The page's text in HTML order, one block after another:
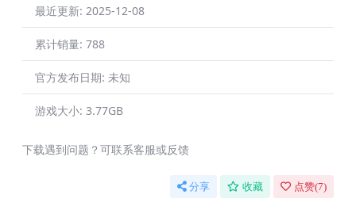
最近更新: 2025-12-08
累计销量: 788
官方发布日期: 未知
游戏大小: 3.77GB
下载遇到问题？可联系客服或反馈
分享 收藏 点赞(7)